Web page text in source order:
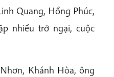
Quang, Hồng Phúc,
nhiều trở ngại, cuộc
Khánh Hòa, ông